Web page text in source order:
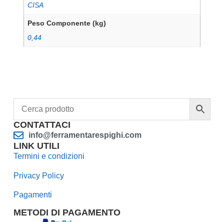
CISA
Peso Componente (kg)
0,44
CONTATTACI
info@ferramentarespighi.com
LINK UTILI
Termini e condizioni
Privacy Policy
Pagamenti
METODI DI PAGAMENTO